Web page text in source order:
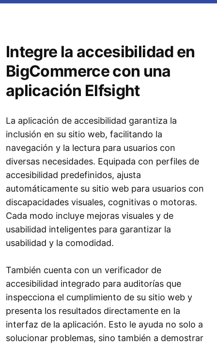
Integre la accesibilidad en
BigCommerce con una
aplicación Elfsight
La aplicación de accesibilidad garantiza la
inclusión en su sitio web, facilitando la
navegación y la lectura para usuarios con
diversas necesidades. Equipada con perfiles de
accesibilidad predefinidos, ajusta
automáticamente su sitio web para usuarios con
discapacidades visuales, cognitivas o motoras.
Cada modo incluye mejoras visuales y de
usabilidad inteligentes para garantizar la
usabilidad y la comodidad.
También cuenta con un verificador de
accesibilidad integrado para auditorías que
inspecciona el cumplimiento de su sitio web y
presenta los resultados directamente en la
interfaz de la aplicación. Esto le ayuda no solo a
solucionar problemas, sino también a demostrar